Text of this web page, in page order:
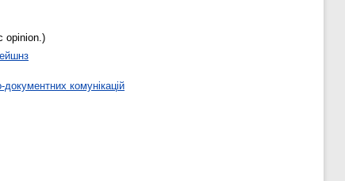
opinion.)
комунікацій